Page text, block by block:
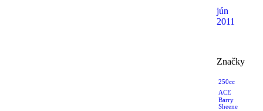
jún
2011
Značky
250cc
ACE
Barry
Sheene